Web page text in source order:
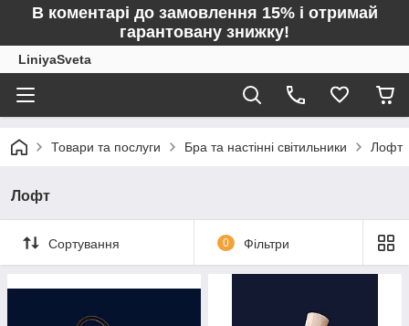
В коментарі до замовлення 15% і отримай
гарантовану знижку!
LiniyaSveta
Товари та послуги Бра та настінні світильники Лофт
Лофт
Сортування 0 Фільтри